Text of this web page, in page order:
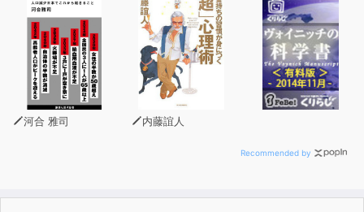
河合 雅司 内藤誼人
Recommended by